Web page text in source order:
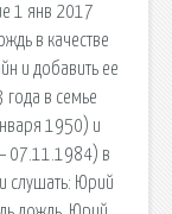
1 янв 2017
в качестве
и добавить ее
года в семье
1950) и
07.11.1984) в
слушать: Юрий